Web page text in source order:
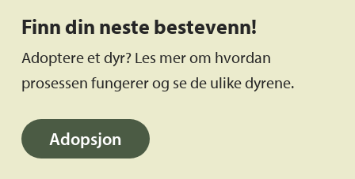
Finn din neste bestevenn!
Adoptere et dyr? Les mer om hvordan
prosessen fungerer og se de ulike dyrene.
Adopsjon